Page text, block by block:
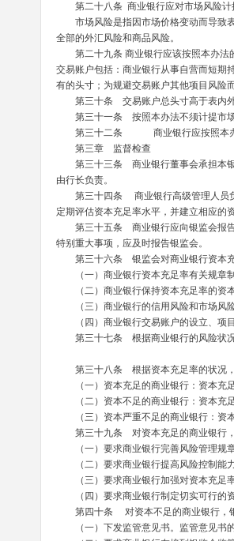
第二十八条 商业银行应对市场风险
市场风险是指因市场价格变动而导致表
全部的外汇风险和商品风险。
第二十九条 商业银行应该按照本办
交易账户包括：商业银行从事自营而短期
有的头寸；为规避交易账户其他项目风险
第三十条 交易账户总头寸高于表内
第三十一条 按照本办法不须计提市场
第三十二条
商业银行应按照本办法
第三章 监督检查
第三十三条 商业银行董事会承担本银
由行长负责。
第三十四条
商业银行高级管理人员
定期评估资本充足率水平，并建立相应
第三十五条 商业银行应向银监会报告
特别重大事项，应及时报告银监会。
第三十六条 银监会对商业银行资本充
（一）商业银行资本充足率有关规章
（二）商业银行保持资本充足率的资
（三）商业银行的信用风险和市场风
（四）商业银行交易账户的设立、项
第三十七条 根据商业银行的风险状况
第三十八条 根据资本充足率的状况
（一）资本充足的商业银行：资本充
（二）资本不足的商业银行：资本充
（三）资本严重不足的商业银行：资
第三十九条 对资本充足的商业银行，
（一）要求商业银行完善风险管理规
（二）要求商业银行提高风险控制能
（三）要求商业银行加强对资本充足
（四）要求商业银行制定切实可行的
第四十条
对资本不足的商业银行，
（一）下发监管意见书。监管意见书的